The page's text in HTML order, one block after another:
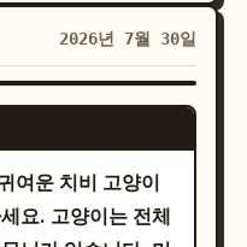
하지 말 것.
아름다운 배경
, 빛나는 입자, 페
조명, 그리고 깊
는 은은한 빛줄기
쪽 하단에는 "You
업로드된 이미지
타일, 피부 톤, 신
적인 정체성을 유지
의상을 변경하지
사 스타일 3D 치비
MORNING "이
2026년 7월 30일
GPT IMAGE 2
여운 치비 고양이
요. 고양이는 전체